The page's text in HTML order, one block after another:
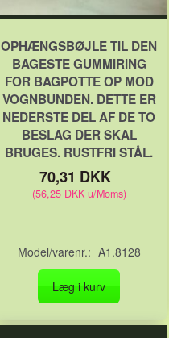
OPHÆNGSBØJLE TIL DEN
BAGESTE GUMMIRING
FOR BAGPOTTE OP MOD
VOGNBUNDEN. DETTE ER
NEDERSTE DEL AF DE TO
BESLAG DER SKAL
BRUGES. RUSTFRI STÅL.
70,31 DKK
(56,25 DKKu/Moms)
Model/varenr.: A1.8128
Læg i kurv